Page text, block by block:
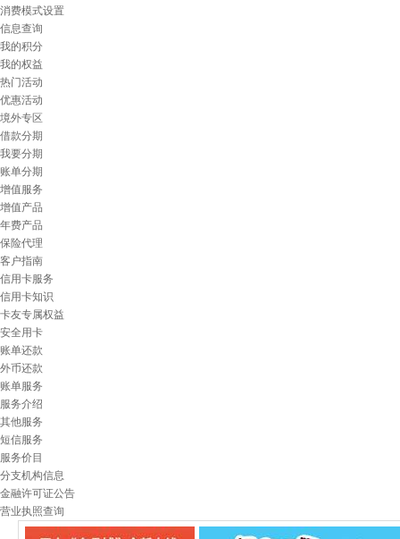
消费模式设置
信息查询
我的积分
我的权益
热门活动
优惠活动
境外专区
借款分期
我要分期
账单分期
增值服务
增值产品
年费产品
保险代理
客户指南
信用卡服务
信用卡知识
卡友专属权益
安全用卡
账单还款
外币还款
账单服务
服务介绍
其他服务
短信服务
服务价目
分支机构信息
金融许可证公告
营业执照查询